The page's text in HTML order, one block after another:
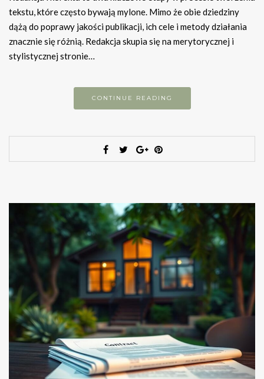
tekstu, które często bywają mylone. Mimo że obie dziedziny
dążą do poprawy jakości publikacji, ich cele i metody działania
znacznie się różnią. Redakcja skupia się na merytorycznej i
stylistycznej stronie…
CONTINUE READING